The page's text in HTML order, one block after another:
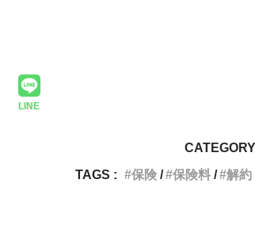
LINE
TAGS :
保険 保険料 解約